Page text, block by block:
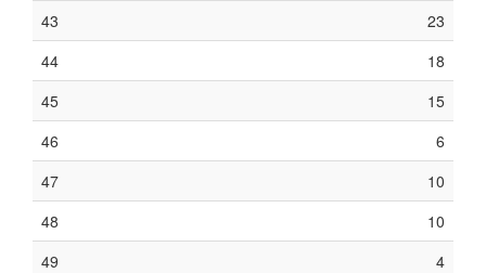
43
23
44
18
45
15
46
6
47
10
48
10
49
4